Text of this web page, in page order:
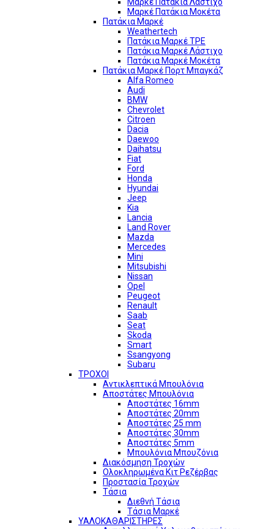
Μαρκέ Πατάκια Μοκέτα
Πατάκια Μαρκέ
Weathertech
Πατάκια Μαρκέ TPE
Πατάκια Μαρκέ Λάστιχο
Πατάκια Μαρκέ Μοκέτα
Πατάκια Μαρκέ Πορτ Μπαγκάζ
Alfa Romeo
Audi
BMW
Chevrolet
Citroen
Dacia
Daewoo
Daihatsu
Fiat
Ford
Honda
Hyundai
Jeep
Kia
Lancia
Land Rover
Mazda
Mercedes
Mini
Mitsubishi
Nissan
Opel
Peugeot
Renault
Saab
Seat
Skoda
Smart
Ssangyong
Subaru
ΤΡΟΧΟΙ
Αντικλεπτικά Μπουλόνια
Αποστάτες Μπουλόνια
Αποστάτες 16mm
Αποστάτες 20mm
Αποστάτες 25 mm
Αποστάτες 30mm
Αποστάτες 5mm
Μπουλόνια Μπουζόνια
Διακόσμηση Τροχών
Ολοκληρωμένα Κιτ Ρεζέρβας
Προστασία Τροχών
Τάσια
Διεθνή Τάσια
Τάσια Μαρκέ
ΥΑΛΟΚΑΘΑΡΙΣΤΗΡΕΣ